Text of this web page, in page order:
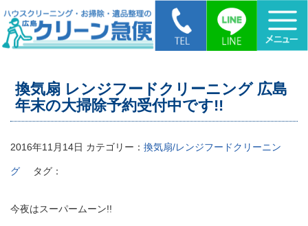
HOME > 換気扇 レンジフードクリーニング 広島 年末の大掃除予約受付
中です!!
換気扇 レンジフードクリーニング 広島
年末の大掃除予約受付中です!!
2016年11月14日 カテゴリー： 換気扇/レンジフードクリーニン
グ タグ：
今夜はスーパームーン!!